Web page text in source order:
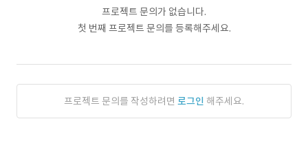
프로젝트 문의가 없습니다.
첫 번째 프로젝트 문의를 등록해주세요.
프로젝트 문의를 작성하려면 로그인 해주세요.